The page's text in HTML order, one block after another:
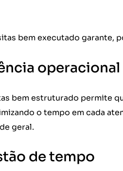
bem executado garante,
operacional
bem estruturado permite
o tempo em cada
geral.
de tempo